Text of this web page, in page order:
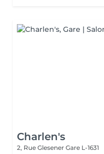
Charlen's
2, Rue Glesener Gare L-1631